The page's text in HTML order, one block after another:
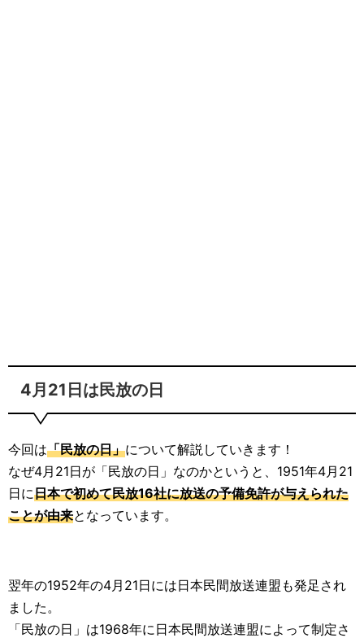
4月21日は民放の日
今回は「民放の日」について解説していきます！
なぜ4月21日が「民放の日」なのかというと、1951年4月21
日に日本で初めて民放16社に放送の予備免許が与えられた
ことが由来となっています。
翌年の1952年の4月21日には日本民間放送連盟も発足され
ました。
「民放の日」は1968年に日本民間放送連盟によって制定さ